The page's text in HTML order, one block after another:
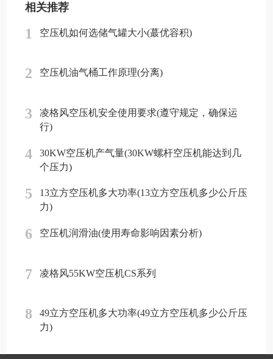
相关推荐
1 空压机如何选储气罐大小(蕞优容积)
2 空压机油气桶工作原理(分离)
3
凌格风空压机安全使用要求(遵守规定，确保运
行)
4
30KW空压机产气量(30KW螺杆空压机能达到几
个压力)
5
13立方空压机多大功率(13立方空压机多少公斤压
力)
6 空压机润滑油(使用寿命影响因素分析)
7 凌格风55KW空压机CS系列
8
49立方空压机多大功率(49立方空压机多少公斤压
力)